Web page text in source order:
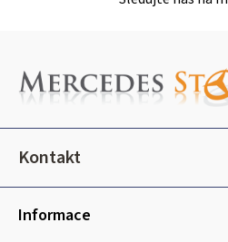
a
í
Kontakt
Informace